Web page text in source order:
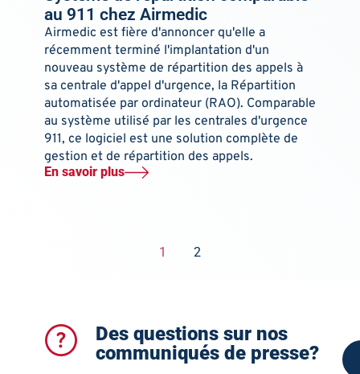
au 911 chez Airmedic
Airmedic est fière d'annoncer qu'elle a
récemment terminé l'implantation d'un
nouveau système de répartition des appels à
sa centrale d'appel d'urgence, la Répartition
automatisée par ordinateur (RAO). Comparable
au système utilisé par les centrales d'urgence
911, ce logiciel est une solution complète de
gestion et de répartition des appels.
En savoir plus
1 2
Des questions sur nos
communiqués de presse?